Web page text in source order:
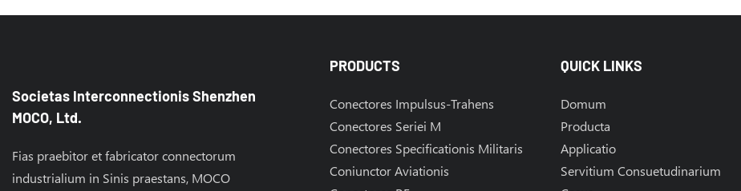
Societas Interconnectionis Shenzhen
MOCO, Ltd.
Fias praebitor et fabricator connectorum
industrialium in Sinis praestans, MOCO
PRODUCTS
Conectores Impulsus-Trahens
Conectores Seriei M
Conectores Specificationis Militaris
Coniunctor Aviationis
QUICK LINKS
Domum
Producta
Applicatio
Servitium Consuetudinarium